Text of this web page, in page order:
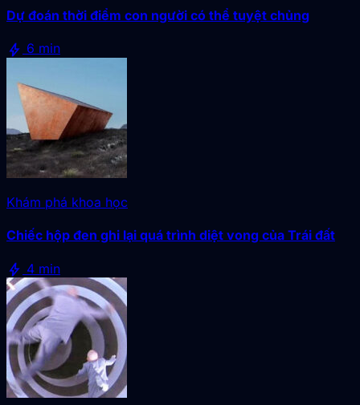
Dự đoán thời điểm con người có thể tuyệt chủng
bolt 6 min
Khám phá khoa học
Chiếc hộp đen ghi lại quá trình diệt vong của Trái đất
bolt 4 min